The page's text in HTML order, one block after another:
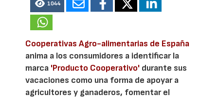
1044
Cooperativas Agro-alimentarias de España
anima a los consumidores a identificar la
marca 'Producto Cooperativo' durante sus
vacaciones como una forma de apoyar a
agricultores y ganaderos, fomentar el